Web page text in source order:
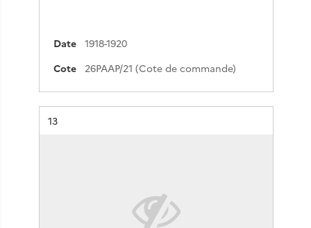
Date
1918-1920
Cote
26PAAP/21 (Cote de commande)
Résultat n°
13